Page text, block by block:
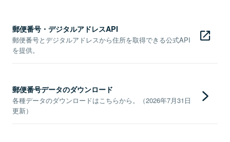
郵便番号・デジタルアドレスAPI
郵便番号とデジタルアドレスから住所を取得できる公式API
を提供。
郵便番号データのダウンロード
各種データのダウンロードはこちらから。（2026年7月31日
更新）